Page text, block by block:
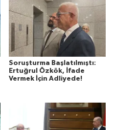
Soruşturma Başlatılmıştı:
Ertuğrul Özkök, İfade
Vermek İçin Adliyede!